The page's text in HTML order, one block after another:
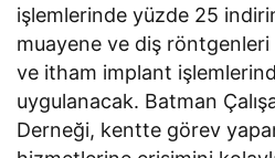
işlemlerinde yüzde 25
muayene ve diş
ve itham implant
uygulanacak. Batman
Derneği, kentte görev